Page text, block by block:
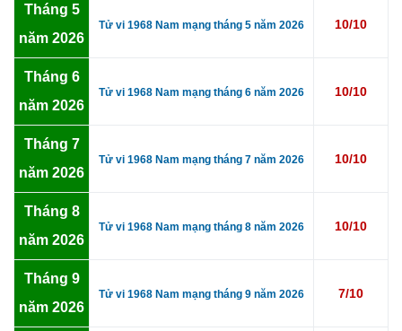
Tháng 5
năm 2026
Tử vi 1968 Nam mạng tháng 5 năm 2026 10/10
Tháng 6
năm 2026
Tử vi 1968 Nam mạng tháng 6 năm 2026 10/10
Tháng 7
năm 2026
Tử vi 1968 Nam mạng tháng 7 năm 2026 10/10
Tháng 8
năm 2026
Tử vi 1968 Nam mạng tháng 8 năm 2026 10/10
Tháng 9
năm 2026
Tử vi 1968 Nam mạng tháng 9 năm 2026 7/10